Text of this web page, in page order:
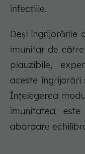
infecțiile.
Deși îngrijorările
imunitar de
plauzibile,
aceste
Înțelegerea
imunitatea
abordare